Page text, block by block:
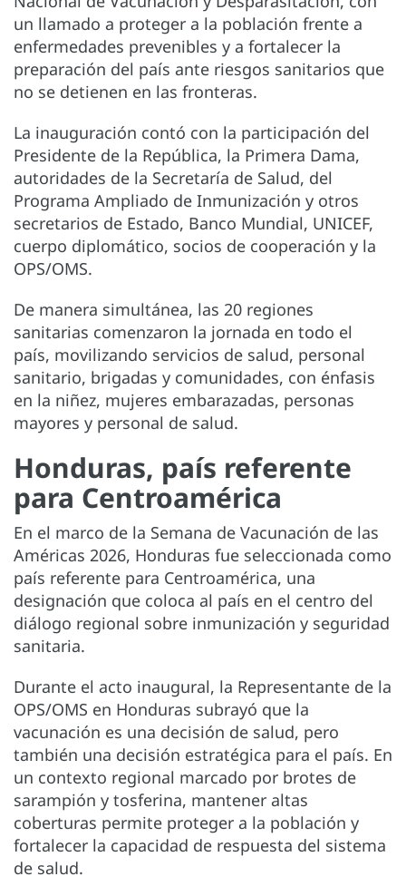
un llamado a proteger a la población frente a
enfermedades prevenibles y a fortalecer la
preparación del país ante riesgos sanitarios que
no se detienen en las fronteras.
La inauguración contó con la participación del
Presidente de la República, la Primera Dama,
autoridades de la Secretaría de Salud, del
Programa Ampliado de Inmunización y otros
secretarios de Estado, Banco Mundial, UNICEF,
cuerpo diplomático, socios de cooperación y la
OPS/OMS.
De manera simultánea, las 20 regiones
sanitarias comenzaron la jornada en todo el
país, movilizando servicios de salud, personal
sanitario, brigadas y comunidades, con énfasis
en la niñez, mujeres embarazadas, personas
mayores y personal de salud.
Honduras, país referente
para Centroamérica
En el marco de la Semana de Vacunación de las
Américas 2026, Honduras fue seleccionada como
país referente para Centroamérica, una
designación que coloca al país en el centro del
diálogo regional sobre inmunización y seguridad
sanitaria.
Durante el acto inaugural, la Representante de la
OPS/OMS en Honduras subrayó que la
vacunación es una decisión de salud, pero
también una decisión estratégica para el país. En
un contexto regional marcado por brotes de
sarampión y tosferina, mantener altas
coberturas permite proteger a la población y
fortalecer la capacidad de respuesta del sistema
de salud.